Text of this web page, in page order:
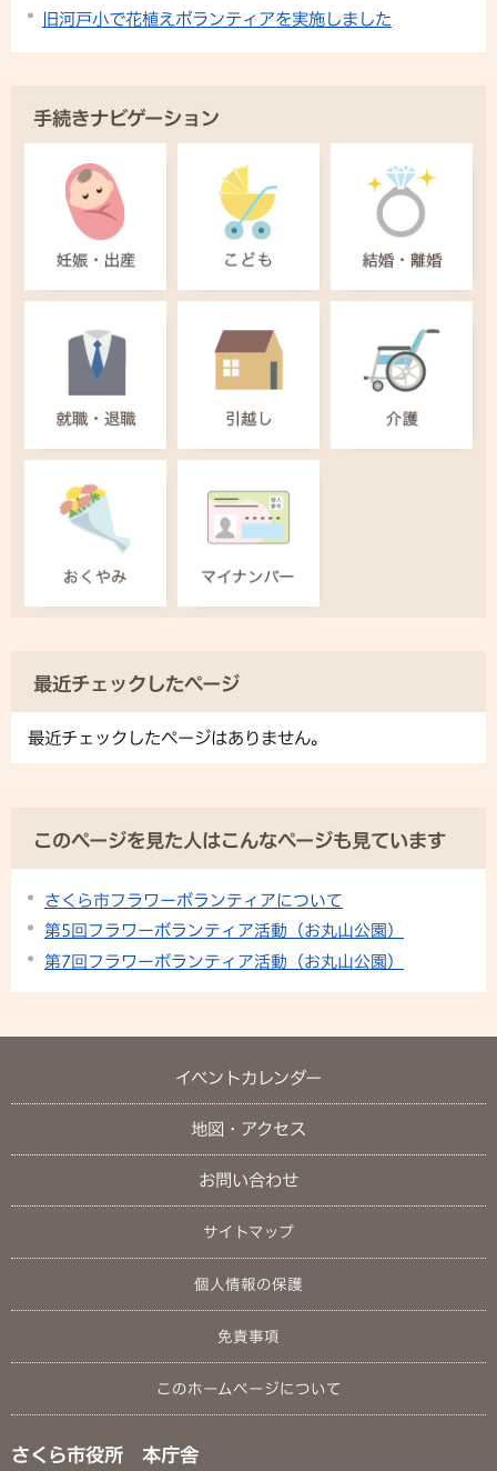
旧河戸小で花植えボランティアを実施しました
手続きナビゲーション
最近チェックしたページ
最近チェックしたページはありません。
このページを見た人はこんなページも見ています
さくら市フラワーボランティアについて
第5回フラワーボランティア活動（お丸山公園）
第7回フラワーボランティア活動（お丸山公園）
イベントカレンダー
地図・アクセス
お問い合わせ
サイトマップ
個人情報の保護
免責事項
このホームページについて
さくら市役所 本庁舎